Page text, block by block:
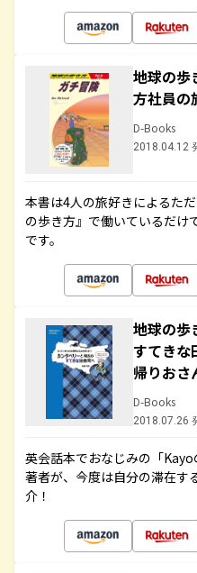
地球の歩
方社員の
D-Books
2018.04.12
本書は4人の旅好きによるた
の歩き方』で働いているだけ
です。
地球の歩
すてきな
帰りお
D-Books
2018.07.26
英会話本でおなじみの「
著者が、今度は自分の滞在す
介！